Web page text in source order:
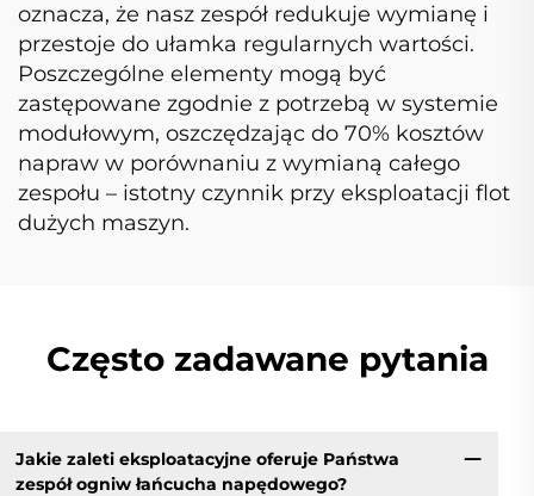
oznacza, że nasz zespół redukuje wymianę i
przestoje do ułamka regularnych wartości.
Poszczególne elementy mogą być
zastępowane zgodnie z potrzebą w systemie
modułowym, oszczędzając do 70% kosztów
napraw w porównaniu z wymianą całego
zespołu – istotny czynnik przy eksploatacji flot
dużych maszyn.
Często zadawane pytania
Jakie zaleti eksploatacyjne oferuje Państwa
zespół ogniw łańcucha napędowego?